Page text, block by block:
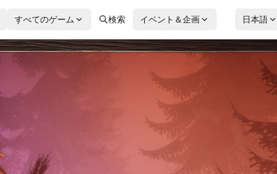
すべてのゲーム 検索 イベント＆企画 日本語